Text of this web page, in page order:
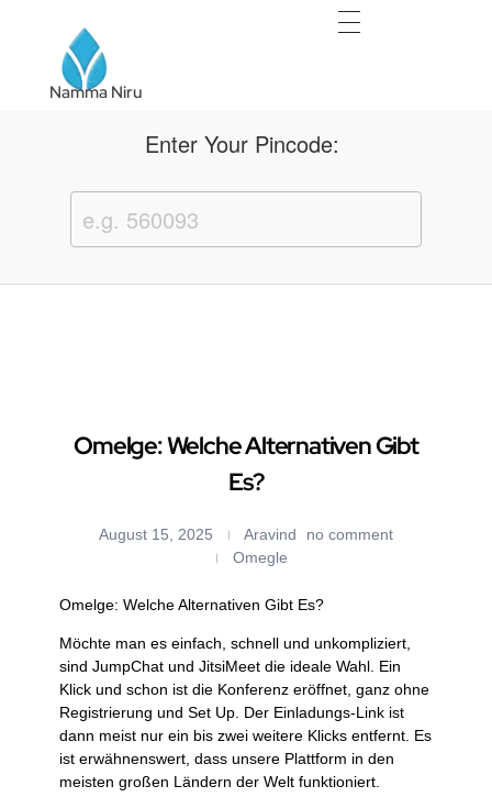
Namma Niru
Namma Niru
Enter Your Pincode:
Omelge: Welche Alternativen Gibt
Es?
August 15, 2025 Aravind
no comment
Omegle
Omelge: Welche Alternativen Gibt Es?
Möchte man es einfach, schnell und unkompliziert,
sind JumpChat und JitsiMeet die ideale Wahl. Ein
Klick und schon ist die Konferenz eröffnet, ganz ohne
Registrierung und Set Up. Der Einladungs-Link ist
dann meist nur ein bis zwei weitere Klicks entfernt. Es
ist erwähnenswert, dass unsere Plattform in den
meisten großen Ländern der Welt funktioniert.